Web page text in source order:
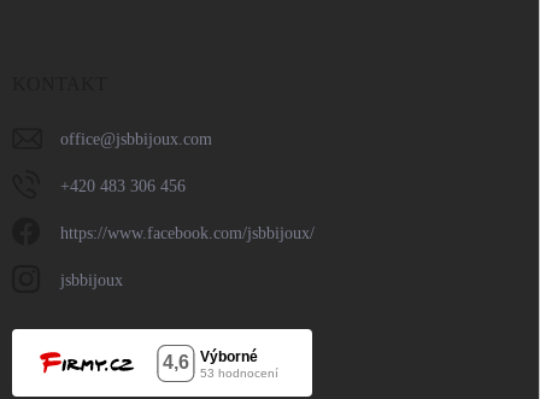
office@jsbbijoux.com
+420 483 306 456
https://www.facebook.com/jsbbijoux/
jsbbijoux